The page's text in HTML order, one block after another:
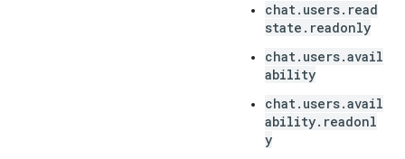
chat.users.read
state.readonly
chat.users.avail
ability
chat.users.avail
ability.readonl
y